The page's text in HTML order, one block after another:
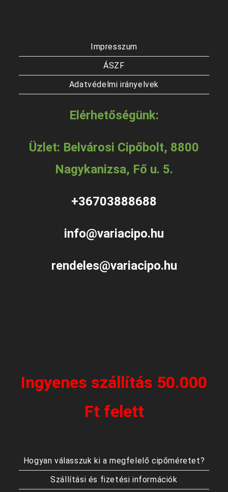
Impresszum
ÁSZF
Adatvédelmi irányelvek
Elérhetőségünk:
Üzlet: Belvárosi Cipőbolt, 8800
Nagykanizsa, Fő u. 5.
+36703888688
info@variacipo.hu
rendeles@variacipo.hu
Ingyenes szállítás 50.000
Ft felett
Hogyan válasszuk ki a megfelelő cipőméretet?
Szállítási és fizetési információk